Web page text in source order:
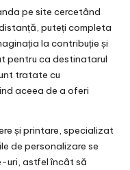
pe site cercetând
puteți completa
la contribuție și
pentru ca destinatarul
tratate cu
aceea de a oferi
și printare, specializat
de personalizare se
uri, astfel încât să